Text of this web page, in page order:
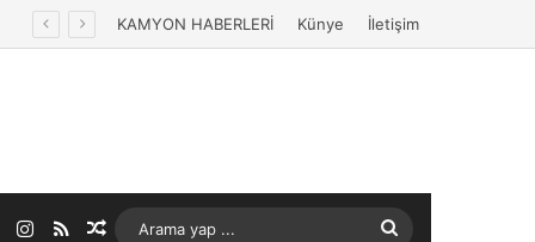
KAMYON HABERLERİ Künye İletişim
Instagram
RSSRastgele Makale
Arama